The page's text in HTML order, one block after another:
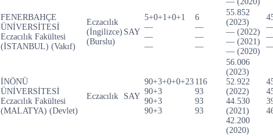
FENERBAHÇE
ÜNİVERSİTESİ
Eczacılık Fakültesi
(İSTANBUL) (Vakıf)
Eczacılık
(İngilizce)
(Burslu)
SAY
5+0+1+0+1
—
—
—
6
—
—
—
55.852
(2023)
— (2022)
— (2021)
— (2020)
İNÖNÜ
ÜNİVERSİTESİ
Eczacılık Fakültesi
(MALATYA) (Devlet)
Eczacılık SAY
90+3+0+0+23
90+3
90+3
90+3
116
93
93
93
56.006
(2023)
52.922
(2022)
44.530
(2021)
42.200
(2020)